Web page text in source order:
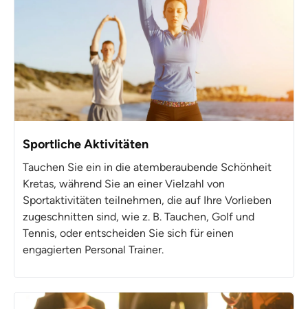
Sportliche Aktivitäten
Tauchen Sie ein in die atemberaubende Schönheit
Kretas, während Sie an einer Vielzahl von
Sportaktivitäten teilnehmen, die auf Ihre Vorlieben
zugeschnitten sind, wie z. B. Tauchen, Golf und
Tennis, oder entscheiden Sie sich für einen
engagierten Personal Trainer.